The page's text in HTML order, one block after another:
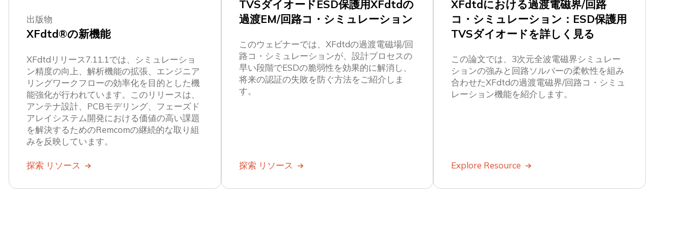
出版物
XFdtd®の新機能
XFdtdリリース7.11.1では、シミュレーショ
ン精度の向上、解析機能の拡張、エンジニア
リングワークフローの効率化を目的とした機
能強化が行われています。このリリースは、
アンテナ設計、PCBモデリング、フェーズド
アレイシステム開発における価値の高い課題
を解決するためのRemcomの継続的な取り組
みを反映しています。
探索 リソース
TVSダイオードESD保護用XFdtdの
過渡EM/回路コ・シミュレーション
このウェビナーでは、XFdtdの過渡電磁場/回
路コ・シミュレーションが、設計プロセスの
早い段階でESDの脆弱性を効果的に解消し、
将来の認証の失敗を防ぐ方法をご紹介しま
す。
探索 リソース
XFdtdにおける過渡電磁界/回路
コ・シミュレーション：ESD保護用
TVSダイオードを詳しく見る
この論文では、3次元全波電磁界シミュレー
ションの強みと回路ソルバーの柔軟性を組み
合わせたXFdtdの過渡電磁界/回路コ・シミュ
レーション機能を紹介します。
Explore Resource